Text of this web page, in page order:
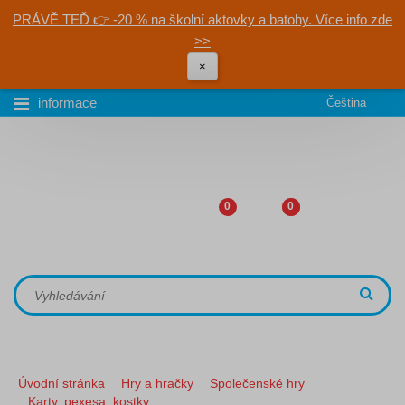
PRÁVĚ TEĎ 👉 -20 % na školní aktovky a batohy. Více info zde
>>
×
informace Čeština
0 0
Úvodní stránka Hry a hračky
Společenské hry
Karty, pexesa, kostky